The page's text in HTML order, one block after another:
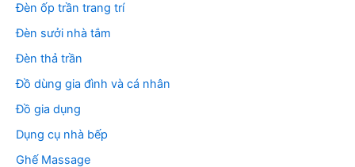
Đèn ốp trần trang trí
Đèn sưởi nhà tắm
Đèn thả trần
Đồ dùng gia đình và cá nhân
Đồ gia dụng
Dụng cụ nhà bếp
Ghế Massage